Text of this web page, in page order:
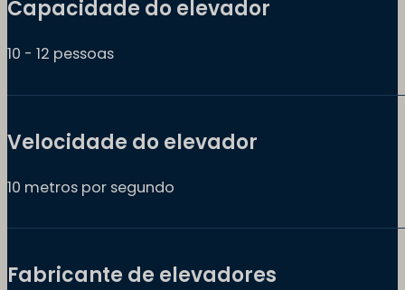
Capacidade do elevador
10 - 12 pessoas
Velocidade do elevador
10 metros por segundo
Fabricante de elevadores